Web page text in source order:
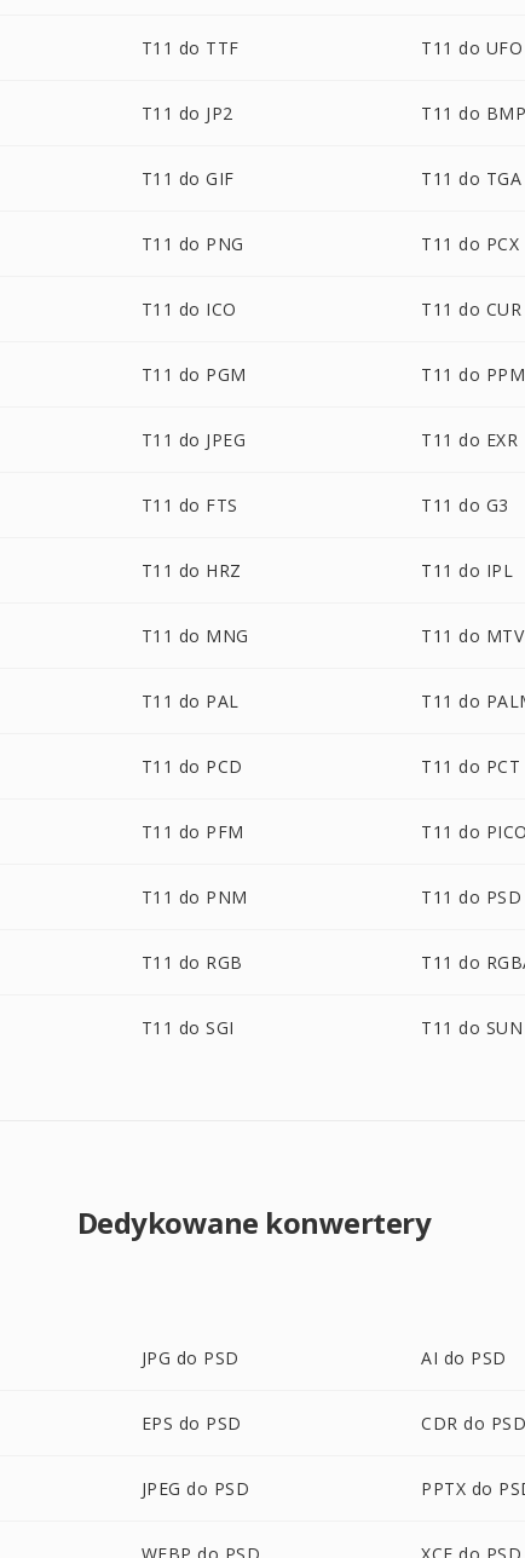
T11 do TTF T11 do UFO
T11 do JP2 T11 do
T11 do GIF T11 do TGA
T11 do PNG T11 do PCX
T11 do ICO T11 do CUR
T11 do PGM T11 do PPM
T11 do JPEG T11 do EXR
T11 do FTS T11 do G3
T11 do HRZ T11 do IPL
T11 do MNG T11 do MTV
T11 do PAL T11 do
T11 do PCD T11 do PCT
T11 do PFM T11 do
T11 do PNM T11 do PSD
T11 do RGB T11 do
T11 do SGI T11 do SUN
Dedykowane konwertery
JPG do PSD AI do PSD
EPS do PSD CDR do
JPEG do PSD PPTX do